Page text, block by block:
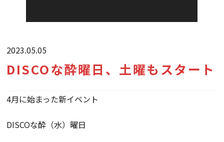
2023.05.05
DISCOな酔曜日、土曜もスタート
4月に始まった新イベント
DISCOな酔（水）曜日